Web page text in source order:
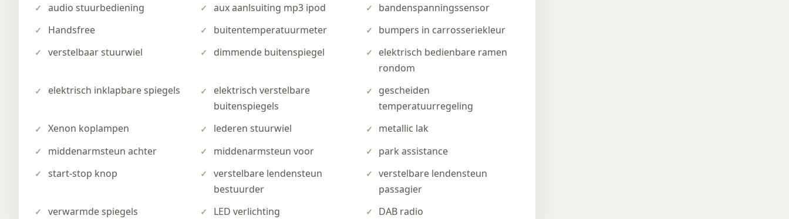
audio stuurbediening
aux aanlsuiting mp3 ipod
bandenspanningssensor
Handsfree
buitentemperatuurmeter
bumpers in carrosseriekleur
verstelbaar stuurwiel
dimmende buitenspiegel
elektrisch bedienbare ramen
rondom
elektrisch inklapbare spiegels
elektrisch verstelbare
buitenspiegels
gescheiden
temperatuurregeling
Xenon koplampen
lederen stuurwiel
metallic lak
middenarmsteun achter
middenarmsteun voor
park assistance
start-stop knop
verstelbare lendensteun
bestuurder
verstelbare lendensteun
passagier
verwarmde spiegels
LED verlichting DAB radio